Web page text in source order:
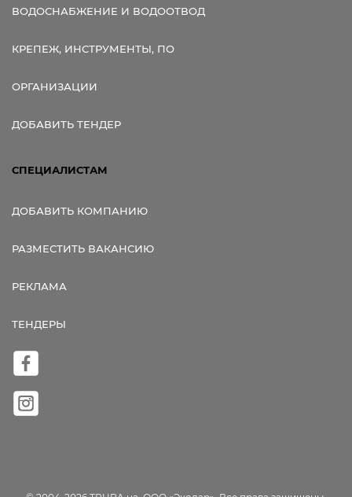
ВОДОСНАБЖЕНИЕ И ВОДООТВОД
КРЕПЕЖ, ИНСТРУМЕНТЫ, ПО
ОРГАНИЗАЦИИ
ДОБАВИТЬ ТЕНДЕР
СПЕЦИАЛИСТАМ
ДОБАВИТЬ КОМПАНИЮ
РАЗМЕСТИТЬ ВАКАНСИЮ
РЕКЛАМА
ТЕНДЕРЫ